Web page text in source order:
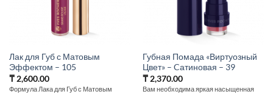
Лак для Губ с Матовым
Эффектом – 105
₸2,600.00
Формула Лака для Губ с Матовым
Губная Помада «Виртуозный
Цвет» – Cатиновая – 39
₸2,370.00
Вам необходима яркая насыщенная